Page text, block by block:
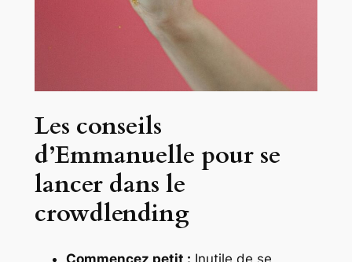
Les conseils
d’Emmanuelle pour se
lancer dans le
crowdlending
Commencez petit : Inutile de se